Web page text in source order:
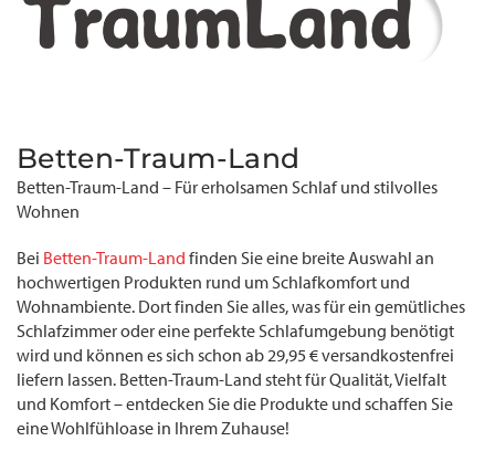
Betten-Traum-Land
Betten-Traum-Land – Für erholsamen Schlaf und stilvolles
Wohnen
Bei Betten-Traum-Land finden Sie eine breite Auswahl an
hochwertigen Produkten rund um Schlafkomfort und
Wohnambiente. Dort finden Sie alles, was für ein gemütliches
Schlafzimmer oder eine perfekte Schlafumgebung benötigt
wird und können es sich schon ab 29,95 € versandkostenfrei
liefern lassen. Betten-Traum-Land steht für Qualität, Vielfalt
und Komfort – entdecken Sie die Produkte und schaffen Sie
eine Wohlfühloase in Ihrem Zuhause!